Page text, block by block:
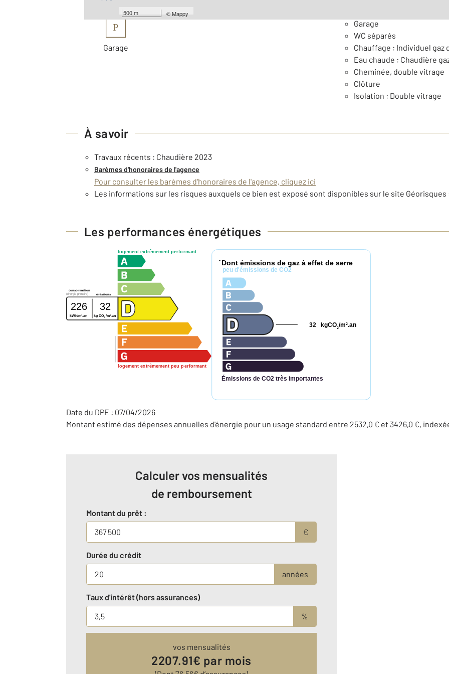
500 m ©Mappy
P
Garage
Garage
WC séparés
Chauffage : Individuel gaz
Eau chaude : Chaudière
Cheminée, double vitrage
Clôture
Isolation : Double vitrage
À savoir
Travaux récents : Chaudière 2023
Barèmes d'honoraires de l'agence
Pour consulter les barèmes d'honoraires de l'agence, cliquez ici
Les informations sur les risques auxquels ce bien est exposé sont disponibles sur le site
Les performances énergétiques
logement extrêmement performant
logement extrêmement peu performant
consommation
émissions
(énergie primaire)
226 32
kWh/m2 .an kg CO2 /m2 .an
* Dont émissions de gaz à effet de serre
peu d'émissions de CO2
Émissions de CO2 très importantes
kgCO2/m2.an
32
Date du DPE : 07/04/2026
Montant estimé des dépenses annuelles d'énergie pour un usage standard entre 2532,0 € et 3426,0 €,
Calculer vos mensualités
de remboursement
Montant du prêt :
€
Durée du crédit
années
Taux d'intérêt (hors assurances)
%
vos mensualités
2207.91€ par mois